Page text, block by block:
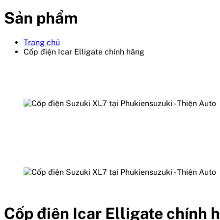
Sản phẩm
Trang chủ
Cốp điện Icar Elligate chính hãng
Cốp điện Icar Elligate chính